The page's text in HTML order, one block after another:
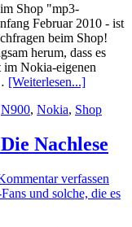
Shop "mp3-
Februar 2010 - ist
beim Shop!
herum, dass es
Nokia-eigenen
[Weiterlesen...]
N900, Nokia, Shop
Nachlese
verfassen